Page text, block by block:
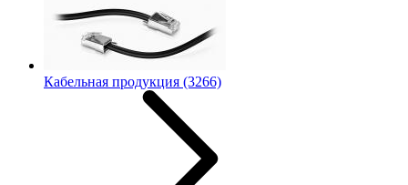
Кабельная продукция (3266)